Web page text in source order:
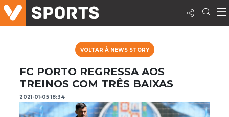
VOLTAR À NEWS STORY
FC PORTO REGRESSA AOS
TREINOS COM TRÊS BAIXAS
2021-01-05 18:34